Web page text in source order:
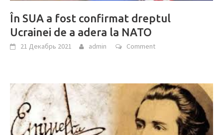
În SUA a fost confirmat dreptul
Ucrainei de a adera la NATO
21 Декабрь 2021 admin Comment